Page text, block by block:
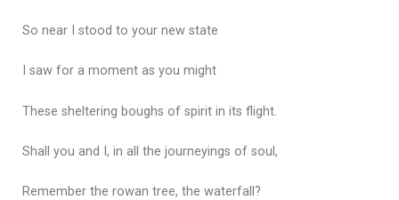
So near I stood to your new state
I saw for a moment as you might
These sheltering boughs of spirit in its flight.
Shall you and I, in all the journeyings of soul,
Remember the rowan tree, the waterfall?